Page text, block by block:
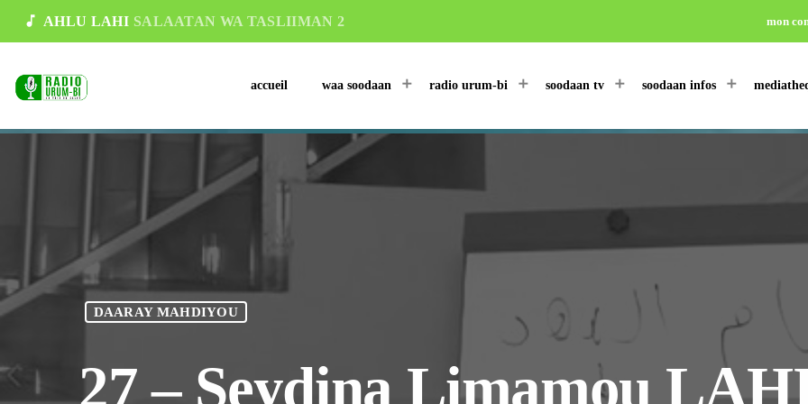
music_note AHLU LAHI SALAATAN WA TASLIIMAN 2 mon
accueil waa soodaan radio urum-bi soodaan tv soodaan infos
DAARAY MAHDIYOU
27 – Seydina Limamou